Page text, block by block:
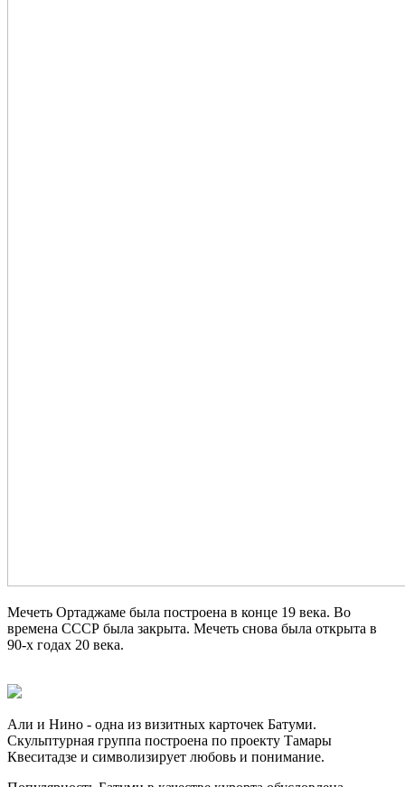
Мечеть Ортаджаме была построена в конце 19 века. Во
времена СССР была закрыта. Мечеть снова была открыта в
90-х годах 20 века.
Али и Нино - одна из визитных карточек Батуми.
Скульптурная группа построена по проекту Тамары
Квеситадзе и символизирует любовь и понимание.